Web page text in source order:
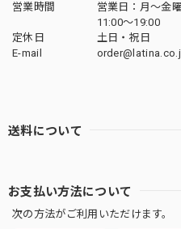
営業時間
営業日：月〜金
11:00〜19:00
定休日
土日・祝日
E-mail
送料について
お支払い方法について
次の方法がご利用いただけます。